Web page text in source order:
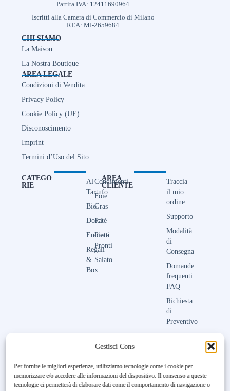
Gestisci Consenso
Per fornire le migliori esperienze, utilizziamo tecnologie come i cookie per
memorizzare e/o accedere alle informazioni del dispositivo. Il consenso a queste
tecnologie ci permetterà di elaborare dati come il comportamento di navigazione o
Partita IVA: 12411690964
Iscritti alla Camera di Commercio di Milano
REA: MI-2659684
CHI SIAMO
La Maison
La Nostra Boutique
AREA LEGALE
Condizioni di Vendita
Privacy Policy
Cookie Policy (UE)
Disconoscimento
Imprint
Termini d’Uso del Sito
CATEGO
RIE
Al
Tartufo
Bio
Dolci
Enoteca
Regali
&
Box
Condimenti
Foie
Gras
Paté
Piatti
Pronti
Salato
AREA
CLIENTE
Traccia
il mio
ordine
Supporto
Modalità
di
Consegna
Domande
frequenti
FAQ
Richiesta
di
Preventivo
Unfortunately, the 7-day trial
period has expired.Check our